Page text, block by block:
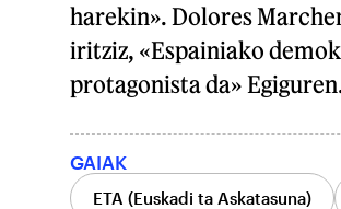
harekin». Dolores
iritziz, «Espainiako
protagonista da»
GAIAK
ETA (Euskadi ta Askatasuna)